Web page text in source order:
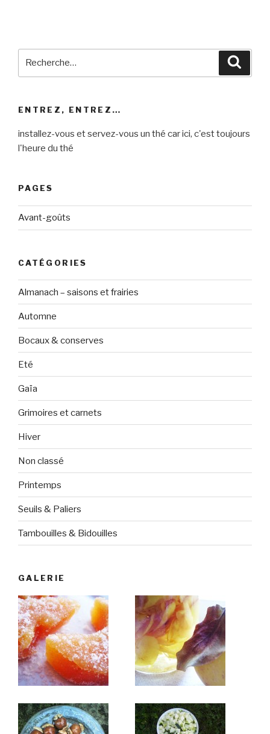
ENTREZ, ENTREZ…
installez-vous et servez-vous un thé car ici, c'est toujours
l'heure du thé
PAGES
Avant-goûts
CATÉGORIES
Almanach – saisons et frairies
Automne
Bocaux & conserves
Eté
Gaïa
Grimoires et carnets
Hiver
Non classé
Printemps
Seuils & Paliers
Tambouilles & Bidouilles
GALERIE